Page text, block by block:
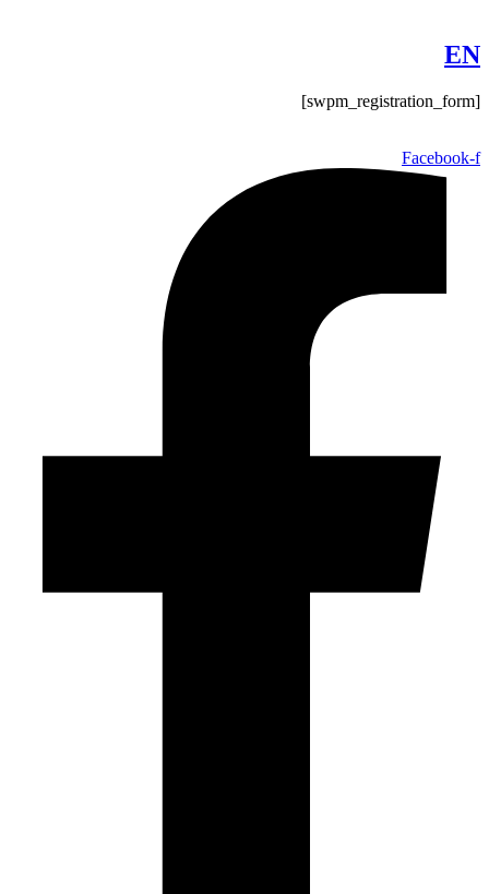
EN
[swpm_registration_form]
Facebook-f